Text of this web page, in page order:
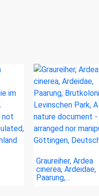
Graureiher, Ardea
cinerea, Ardeidae,
Paarung,…